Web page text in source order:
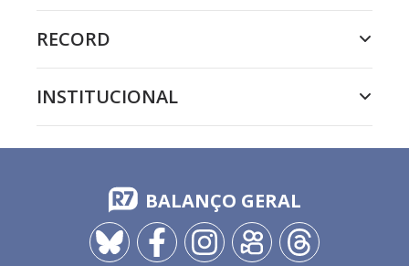
RECORD
INSTITUCIONAL
BALANÇO GERAL